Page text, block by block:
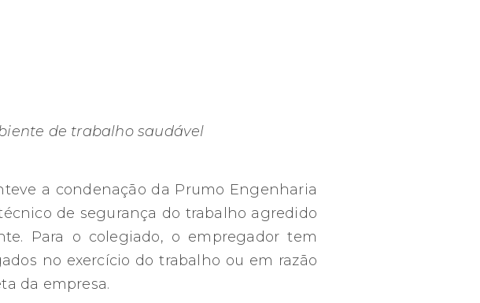
de trabalho saudável
a condenação da Prumo Engenharia
de segurança do trabalho agredido
Para o colegiado, o empregador tem
no exercício do trabalho ou em razão
da empresa.